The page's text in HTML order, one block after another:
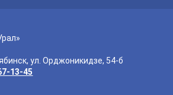
ул. Орджоникидзе, 54-б
13-45